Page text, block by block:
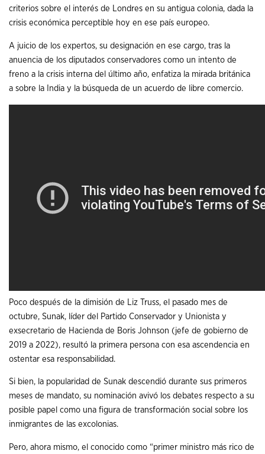
criterios sobre el interés de Londres en su antigua colonia, dada la
crisis económica perceptible hoy en ese país europeo.
A juicio de los expertos, su designación en ese cargo, tras la
anuencia de los diputados conservadores como un intento de
freno a la crisis interna del último año, enfatiza la mirada británica
a sobre la India y la búsqueda de un acuerdo de libre comercio.
Poco después de la dimisión de Liz Truss, el pasado mes de
octubre, Sunak, líder del Partido Conservador y Unionista y
exsecretario de Hacienda de Boris Johnson (jefe de gobierno de
2019 a 2022), resultó la primera persona con esa ascendencia en
ostentar esa responsabilidad.
Si bien, la popularidad de Sunak descendió durante sus primeros
meses de mandato, su nominación avivó los debates respecto a su
posible papel como una figura de transformación social sobre los
inmigrantes de las excolonias.
Pero, ahora mismo, el conocido como “primer ministro más rico de